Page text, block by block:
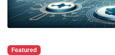
Featured